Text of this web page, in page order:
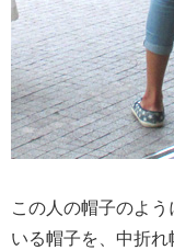
この人の帽子のよ
いる帽子を、中折